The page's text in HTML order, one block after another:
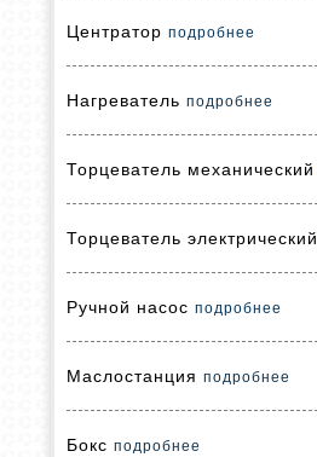
Центратор подробнее
Нагреватель подробнее
Торцеватель механический
Торцеватель электрический
Ручной насос подробнее
Маслостанция подробнее
Бокс подробнее